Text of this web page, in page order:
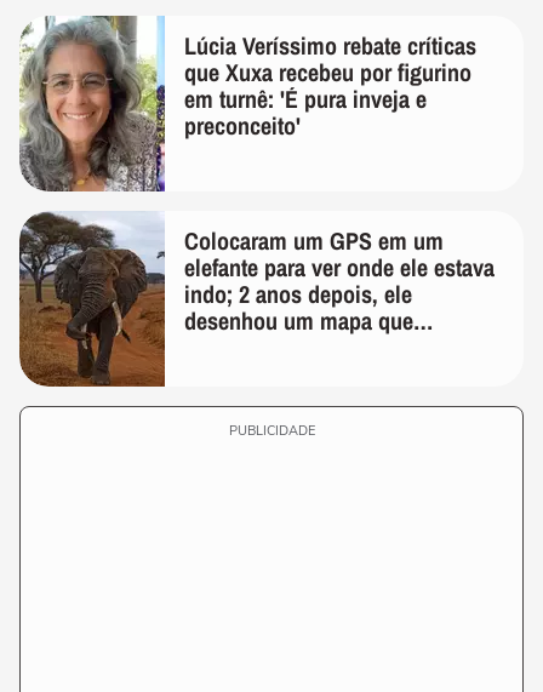
Lúcia Veríssimo rebate críticas
que Xuxa recebeu por figurino
em turnê: 'É pura inveja e
preconceito'
Colocaram um GPS em um
elefante para ver onde ele estava
indo; 2 anos depois, ele
desenhou um mapa que
PUBLICIDADE